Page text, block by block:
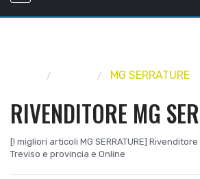
MG SERRATURE
RIVENDITORE MG
[I migliori articoli MG SERRATURE] Rivenditore
Treviso e provincia e Online